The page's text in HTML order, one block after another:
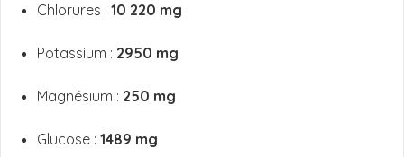
Chlorures : 10 220 mg
Potassium : 2950 mg
Magnésium : 250 mg
Glucose : 1489 mg